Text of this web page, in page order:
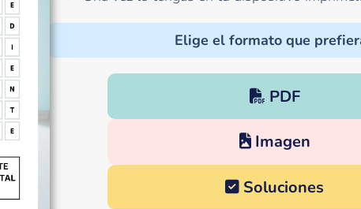
Elige el formato que
PDF
Imagen
Soluciones